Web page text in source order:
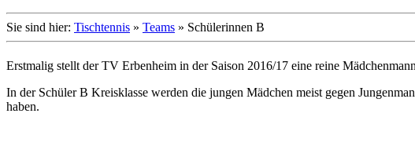
Sie sind hier: Tischtennis » Teams » Schülerinnen B
Erstmalig stellt der TV Erbenheim in der Saison 2016/17 eine reine
In der Schüler B Kreisklasse werden die jungen Mädchen meist gegen
haben.